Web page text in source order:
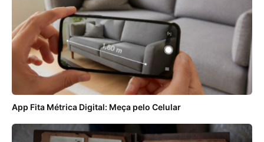
App Fita Métrica Digital: Meça pelo Celular